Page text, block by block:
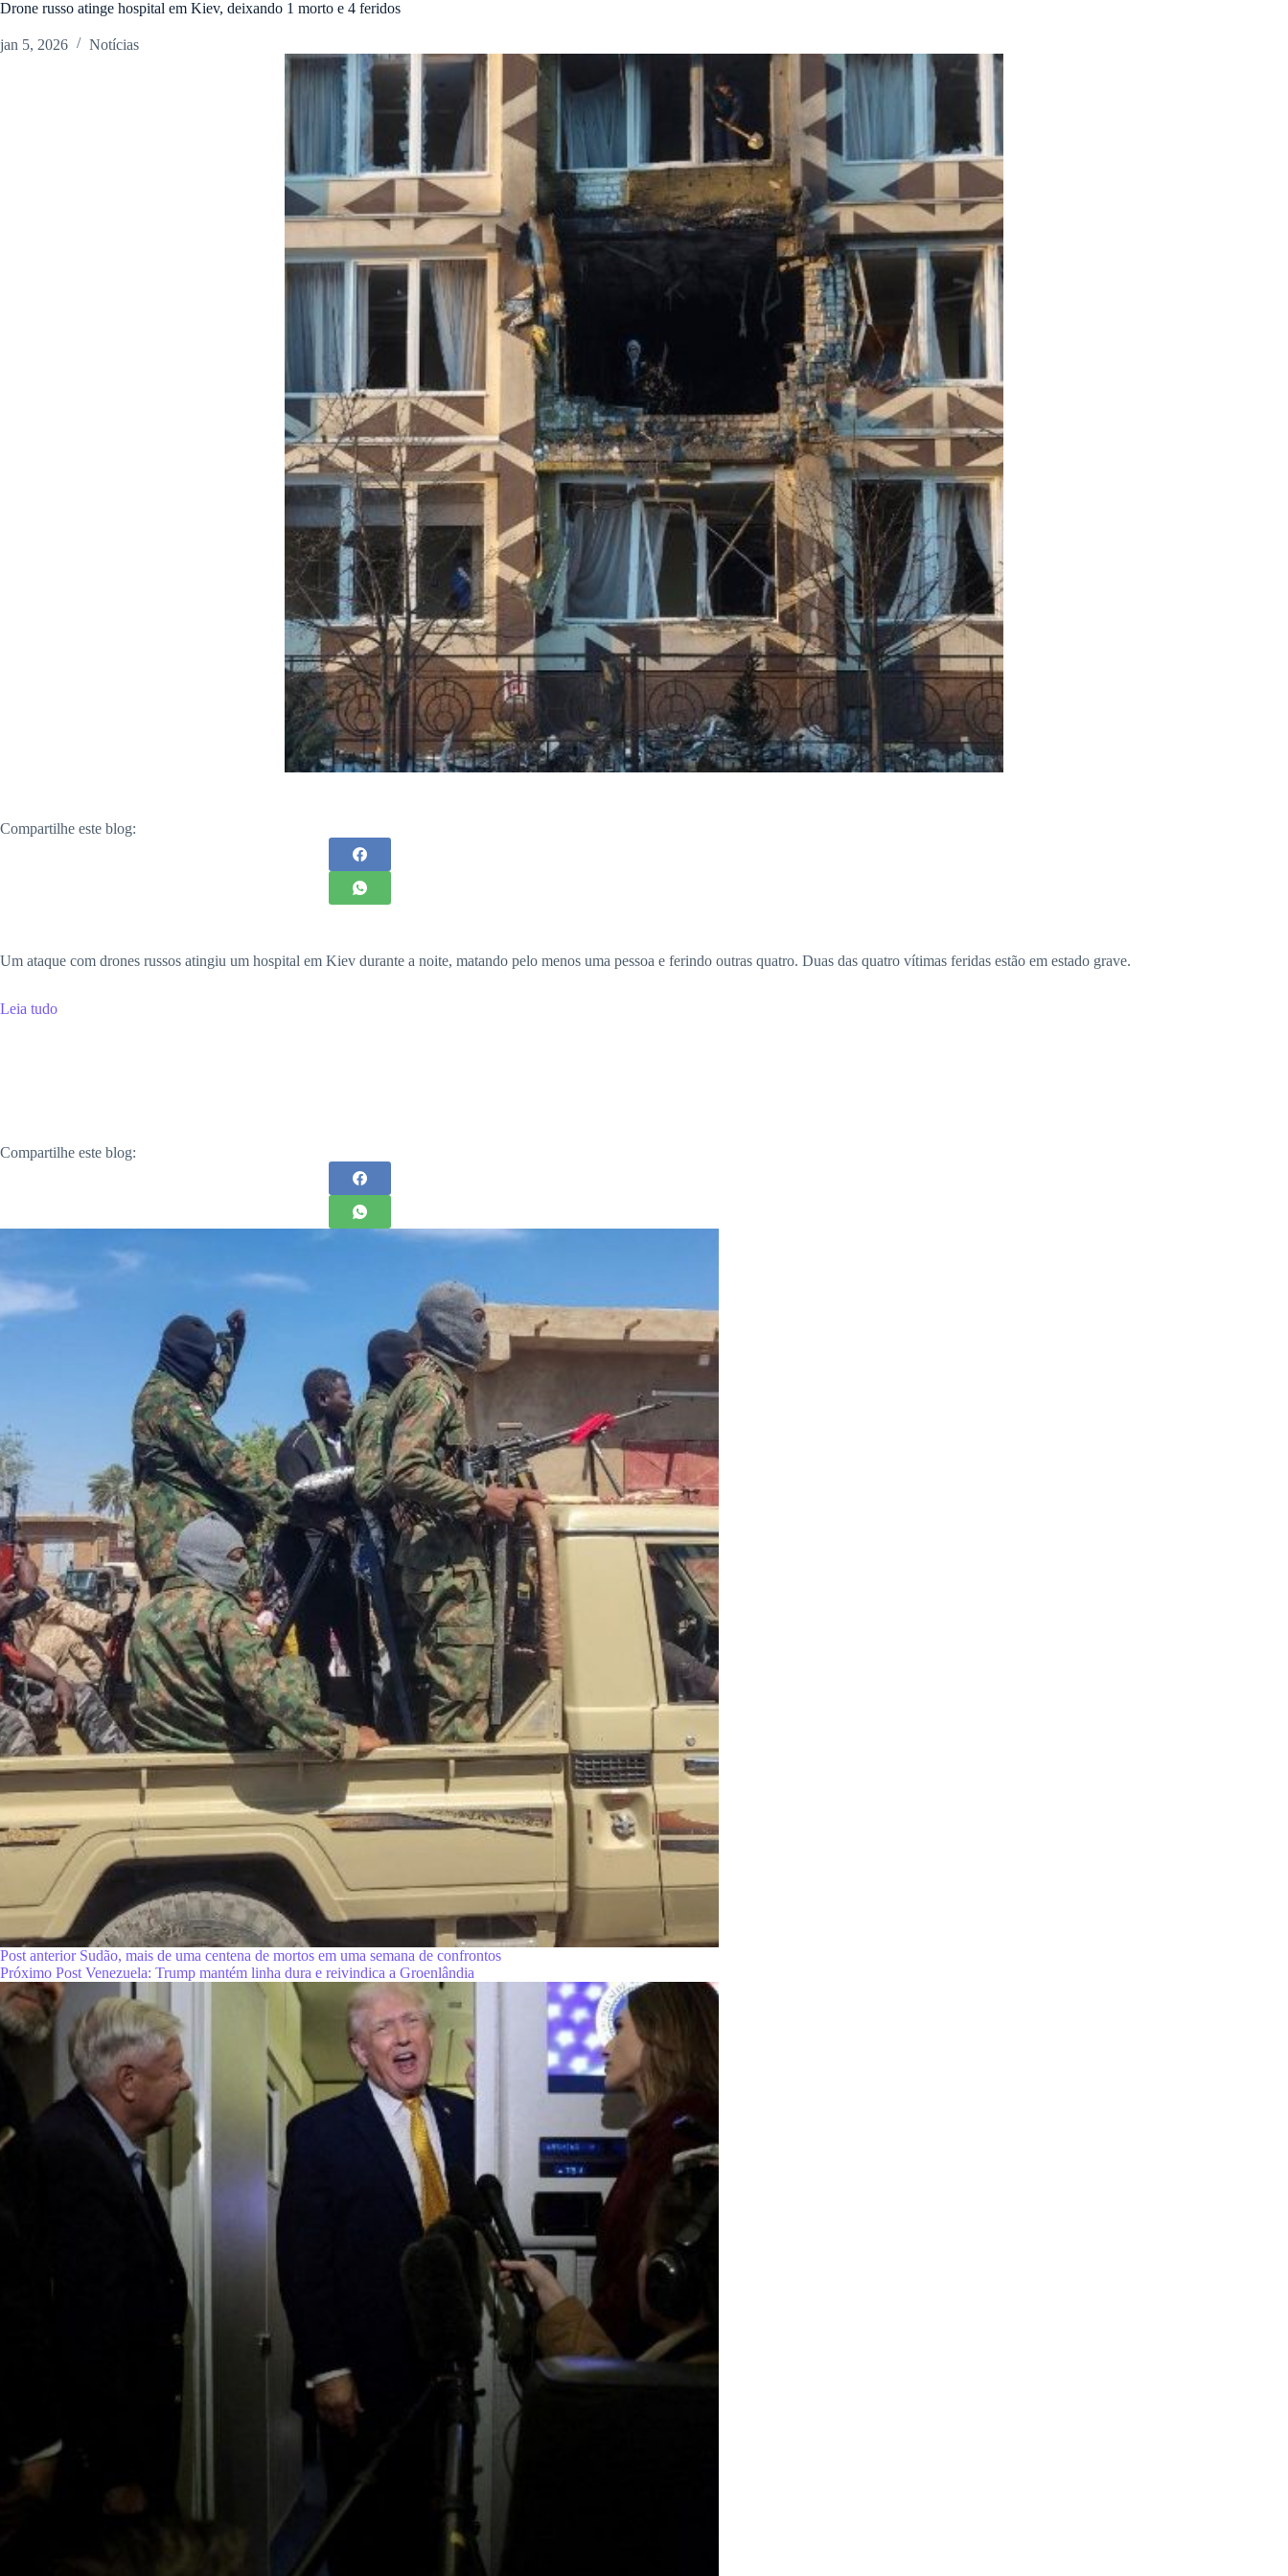
Drone russo atinge hospital em Kiev, deixando 1 morto e 4 feridos
jan 5, 2026 Notícias
Compartilhe este blog:
Um ataque com drones russos atingiu um hospital em Kiev durante a noite, matando pelo menos uma pessoa e ferindo outras quatro. Duas das quatro vítimas feridas estão em estado grave.
Leia tudo
Compartilhe este blog:
Post anterior Sudão, mais de uma centena de mortos em uma semana de confrontos
Próximo Post Venezuela: Trump mantém linha dura e reivindica a Groenlândia